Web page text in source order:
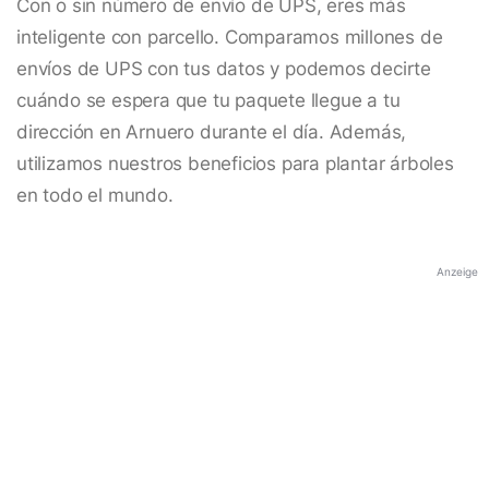
Con o sin número de envío de UPS, eres más
inteligente con parcello. Comparamos millones de
envíos de UPS con tus datos y podemos decirte
cuándo se espera que tu paquete llegue a tu
dirección en Arnuero durante el día. Además,
utilizamos nuestros beneficios para plantar árboles
en todo el mundo.
Anzeige